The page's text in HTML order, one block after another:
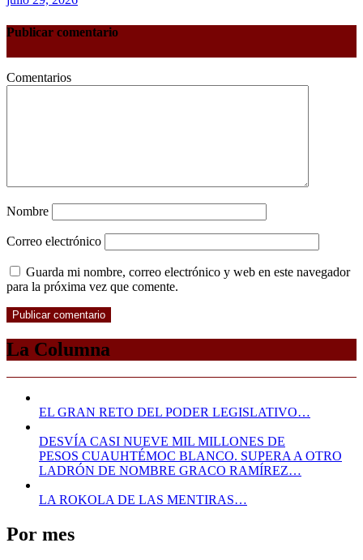
Publicar comentario
Comentarios
Nombre
Correo electrónico
Guarda mi nombre, correo electrónico y web en este navegador
para la próxima vez que comente.
La Columna
EL GRAN RETO DEL PODER LEGISLATIVO…
DESVÍA CASI NUEVE MIL MILLONES DE
PESOS CUAUHTÉMOC BLANCO. SUPERA A OTRO
LADRÓN DE NOMBRE GRACO RAMÍREZ…
LA ROKOLA DE LAS MENTIRAS…
Por mes